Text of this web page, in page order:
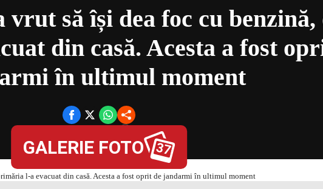
să își dea foc cu benzină,
din casă. Acesta a fost
în ultimul moment
Petronel ȘtefanînTITLURILE ZILEI
GALERIE FOTO 37